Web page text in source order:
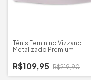
Tênis Feminino Vizzano
Metalizado Premium
R$109,95 R$219,90